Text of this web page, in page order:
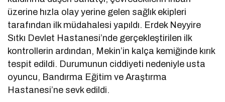
üzerine hızla olay yerine gelen sağlık ekipleri
tarafından ilk müdahalesi yapıldı. Erdek Neyyire
Sıtkı Devlet Hastanesi’nde gerçekleştirilen ilk
kontrollerin ardından, Mekin’in kalça kemiğinde kırık
tespit edildi. Durumunun ciddiyeti nedeniyle usta
oyuncu, Bandırma Eğitim ve Araştırma
Hastanesi’ne sevk edildi.